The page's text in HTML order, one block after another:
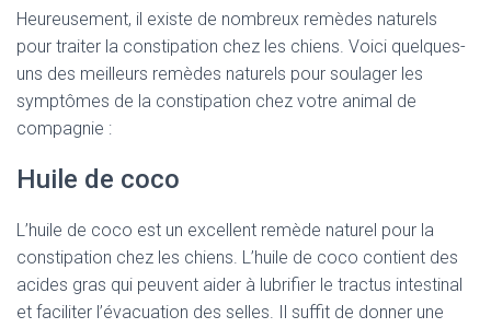
Heureusement, il existe de nombreux remèdes naturels
pour traiter la constipation chez les chiens. Voici quelques-
uns des meilleurs remèdes naturels pour soulager les
symptômes de la constipation chez votre animal de
compagnie :
Huile de coco
L’huile de coco est un excellent remède naturel pour la
constipation chez les chiens. L’huile de coco contient des
acides gras qui peuvent aider à lubrifier le tractus intestinal
et faciliter l’évacuation des selles. Il suffit de donner une